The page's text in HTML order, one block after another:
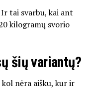
tai svarbu, kai ant
kilogramų svorio
šių variantų?
nėra aišku, kur ir